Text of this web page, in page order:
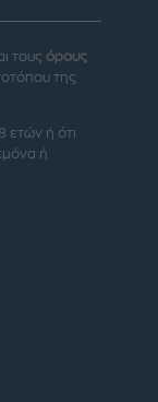
τους όρους
της
ετών ή ότι
ή